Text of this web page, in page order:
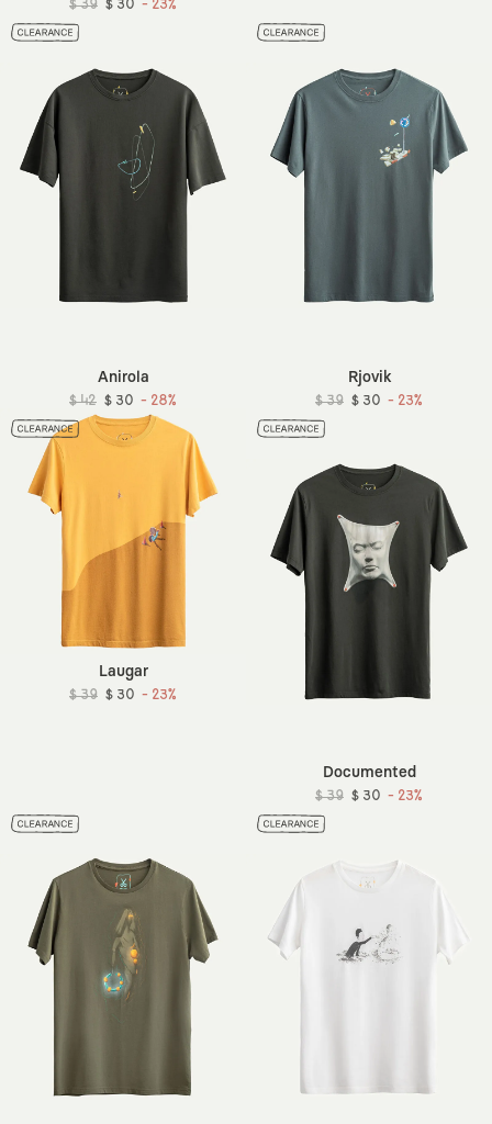
$ 39 $ 30 - 23%
Anirola
$ 42 $ 30 - 28%
Rjovik
$ 39 $ 30 - 23%
Laugar
$ 39 $ 30 - 23%
Documented
$ 39 $ 30 - 23%